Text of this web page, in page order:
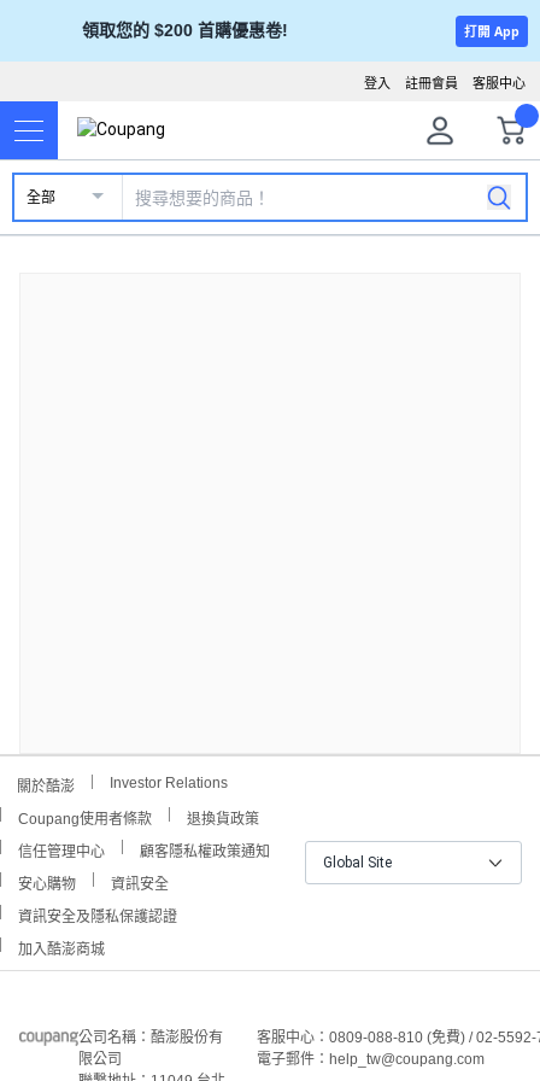
領取您的 $200 首購優惠卷! 打開 App
客服中心
註冊會員
登入
全部
關於酷澎 Investor Relations
Coupang使用者條款
退換貨政策
信任管理中心
顧客隱私權政策通知
安心購物
資訊安全
資訊安全及隱私保護認證
加入酷澎商城
Global Site
公司名稱：酷澎股份有
限公司
客服中心：0809-088-810 (免費) / 02-
電子郵件：help_tw@coupang.com